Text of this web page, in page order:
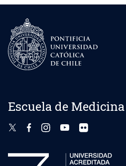
Escuela de Medicina